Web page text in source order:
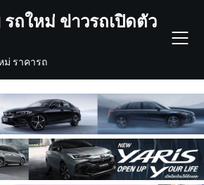
ถใหม่ ข่าวรถเปิดตัว
ม่ ราคารถ